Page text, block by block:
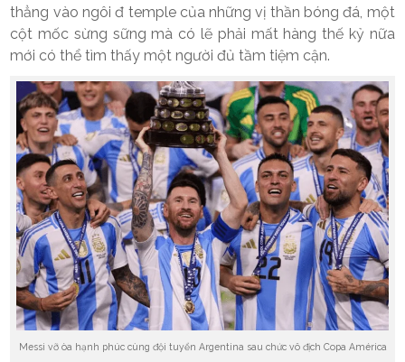
thẳng vào ngôi đ temple của những vị thần bóng đá, một
cột mốc sừng sững mà có lẽ phải mất hàng thế kỷ nữa
mới có thể tìm thấy một người đủ tầm tiệm cận.
Messi vỡ òa hạnh phúc cùng đội tuyển Argentina sau chức vô địch Copa América